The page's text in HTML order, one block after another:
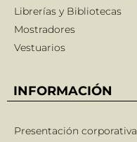
Librerías y Bibliotecas
Mostradores
Vestuarios
INFORMACIÓN
Presentación corporativa